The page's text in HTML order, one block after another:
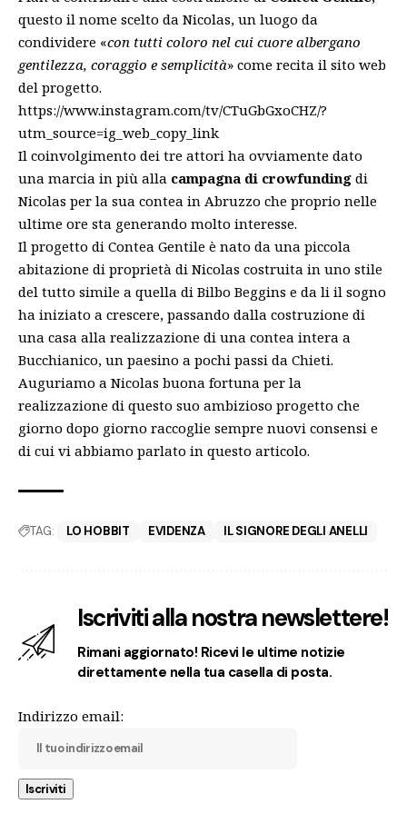
questo il nome scelto da Nicolas, un luogo da
condividere «con tutti coloro nel cui cuore albergano
gentilezza, coraggio e semplicità» come recita il sito web
del progetto.
https://www.instagram.com/tv/CTuGbGxoCHZ/?
utm_source=ig_web_copy_link
Il coinvolgimento dei tre attori ha ovviamente dato
una marcia in più alla campagna di crowfunding di
Nicolas per la sua contea in Abruzzo che proprio nelle
ultime ore sta generando molto interesse.
Il progetto di Contea Gentile è nato da una piccola
abitazione di proprietà di Nicolas costruita in uno stile
del tutto simile a quella di Bilbo Beggins e da li il sogno
ha iniziato a crescere, passando dalla costruzione di
una casa alla realizzazione di una contea intera a
Bucchianico, un paesino a pochi passi da Chieti.
Auguriamo a Nicolas buona fortuna per la
realizzazione di questo suo ambizioso progetto che
giorno dopo giorno raccoglie sempre nuovi consensi e
di cui vi abbiamo parlato in questo articolo.
TAG: LO HOBBIT EVIDENZA IL SIGNORE DEGLI ANELLI
Iscriviti alla nostra newslettere!
Rimani aggiornato! Ricevi le ultime notizie
direttamente nella tua casella di posta.
Indirizzo email: